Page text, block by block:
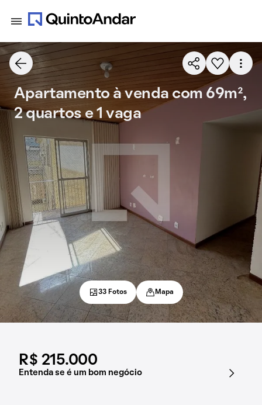
R$ 215.000
Entenda se é um bom negócio
Apartamento à venda com 69m²,
2 quartos e 1 vaga
33 Fotos Mapa